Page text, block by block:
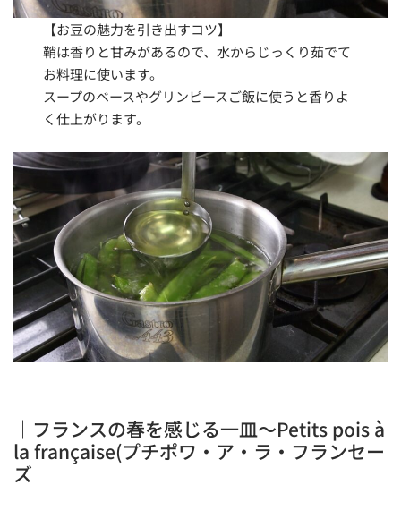
【お豆の魅力を引き出すコツ】
鞘は香りと甘みがあるので、水からじっくり茹でて
お料理に使います。
スープのベースやグリンピースご飯に使うと香りよ
く仕上がります。
｜フランスの春を感じる一皿～Petits pois à
la française(プチポワ・ア・ラ・フランセー
ズ